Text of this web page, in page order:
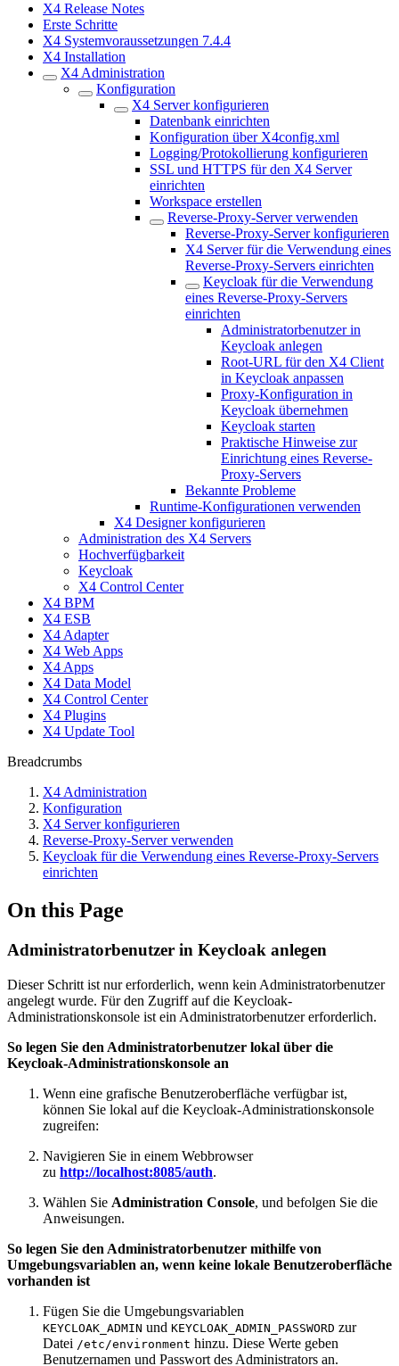
X4 Release Notes
Erste Schritte
X4 Systemvoraussetzungen 7.4.4
X4 Installation
X4 Administration
Konfiguration
X4 Server konfigurieren
Datenbank einrichten
Konfiguration über X4config.xml
Logging/Protokollierung konfigurieren
SSL und HTTPS für den X4 Server
einrichten
Workspace erstellen
Reverse-Proxy-Server verwenden
Reverse-Proxy-Server konfigurieren
X4 Server für die Verwendung eines
Reverse-Proxy-Servers einrichten
Keycloak für die Verwendung
eines Reverse-Proxy-Servers
einrichten
Administratorbenutzer in
Keycloak anlegen
Root-URL für den X4 Client
in Keycloak anpassen
Proxy-Konfiguration in
Keycloak übernehmen
Keycloak starten
Praktische Hinweise zur
Einrichtung eines Reverse-
Proxy-Servers
Bekannte Probleme
Runtime-Konfigurationen verwenden
X4 Designer konfigurieren
Administration des X4 Servers
Hochverfügbarkeit
Keycloak
X4 Control Center
X4 BPM
X4 ESB
X4 Adapter
X4 Web Apps
X4 Apps
X4 Data Model
X4 Control Center
X4 Plugins
X4 Update Tool
Breadcrumbs
X4 Administration
Konfiguration
X4 Server konfigurieren
Reverse-Proxy-Server verwenden
Keycloak für die Verwendung eines Reverse-Proxy-Servers
einrichten
On this Page
Administratorbenutzer in Keycloak anlegen
Dieser Schritt ist nur erforderlich, wenn kein Administratorbenutzer
angelegt wurde. Für den Zugriff auf die Keycloak-
Administrationskonsole ist ein Administratorbenutzer erforderlich.
So legen Sie den Administratorbenutzer lokal über die
Keycloak-Administrationskonsole an
Wenn eine grafische Benutzeroberfläche verfügbar ist,
können Sie lokal auf die Keycloak-Administrationskonsole
zugreifen:
Navigieren Sie in einem Webbrowser
zu http://localhost:8085/auth.
Wählen Sie Administration Console, und befolgen Sie die
Anweisungen.
So legen Sie den Administratorbenutzer mithilfe von
Umgebungsvariablen an, wenn keine lokale Benutzeroberfläche
vorhanden ist
Fügen Sie die Umgebungsvariablen
KEYCLOAK_ADMIN und KEYCLOAK_ADMIN_PASSWORD zur
Datei /etc/environment hinzu. Diese Werte geben
Benutzernamen und Passwort des Administrators an.